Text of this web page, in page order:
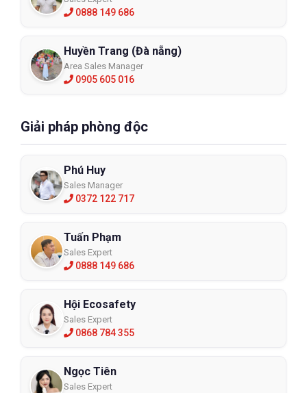
0888 149 686
Huyền Trang (Đà nẵng)
Area Sales Manager
0905 605 016
Giải pháp phòng độc
Phú Huy
Sales Manager
0372 122 717
Tuấn Phạm
Sales Expert
0888 149 686
Hội Ecosafety
Sales Expert
0868 784 355
Ngọc Tiên
Sales Expert